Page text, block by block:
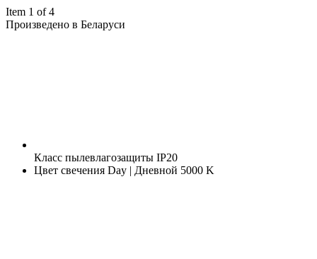
Item 1 of 4
Произведено в Беларуси
Класс пылевлагозащиты IP20
Цвет свечения Day | Дневной 5000 K